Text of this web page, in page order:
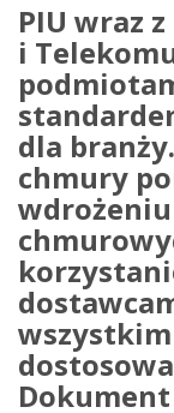
PIU wraz
i
dla
chmury
wszystkim